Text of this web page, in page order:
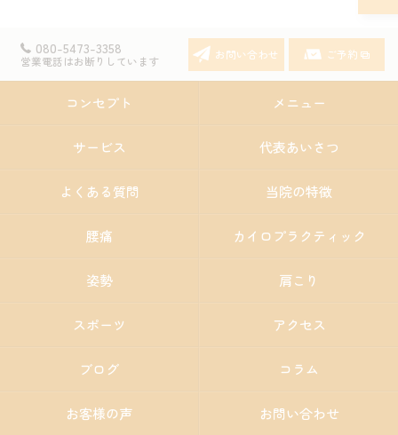
080-5473-3358
営業電話はお断りしています
お問い合わせ ご予約
コンセプト メニュー
サービス 代表あいさつ
よくある質問 当院の特徴
腰痛 カイロプラクティック
姿勢 肩こり
スポーツ アクセス
ブログ コラム
お客様の声 お問い合わせ